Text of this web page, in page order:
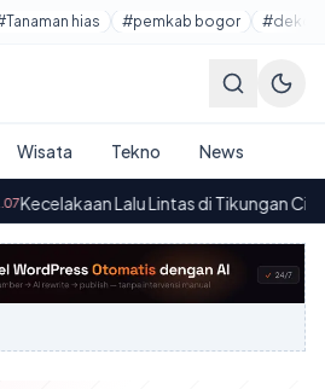
hias #pemkab bogor
Wisata Tekno News
Lalu Lintas di Tikungan